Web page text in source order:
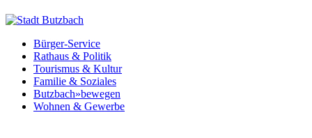
Bürger-Service
Rathaus & Politik
Tourismus & Kultur
Familie & Soziales
Butzbach»bewegen
Wohnen & Gewerbe